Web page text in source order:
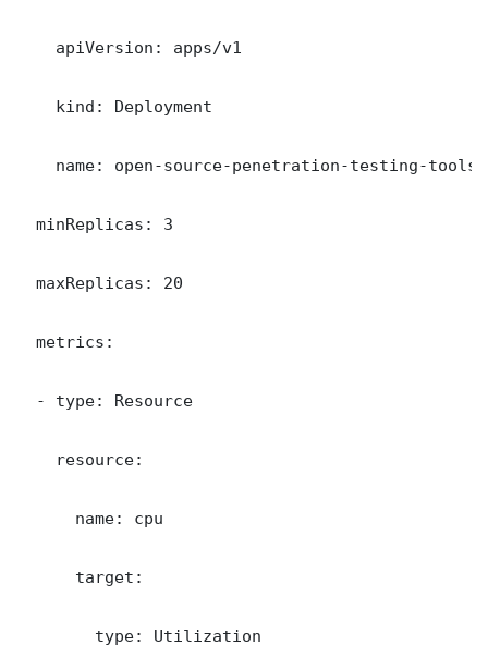
    apiVersion: apps/v1
    kind: Deployment
    name: open-source-penetration-testing-tools
  minReplicas: 3
  maxReplicas: 20
  metrics:
  - type: Resource
    resource:
      name: cpu
      target:
        type: Utilization